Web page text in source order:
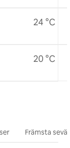
24 °C
20 °C
Främsta